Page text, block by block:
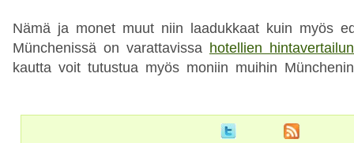
Nämä ja monet muut niin laadukkaat kuin myös
Münchenissä on varattavissa hotellien hintavertailun
kautta voit tutustua myös moniin muihin